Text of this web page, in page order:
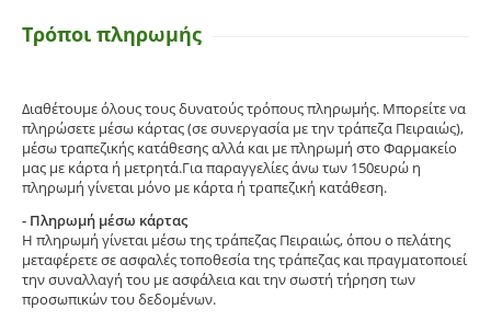
Τρόποι πληρωμής
Διαθέτουμε όλους τους δυνατούς τρόπους πληρωμής. Μπορείτε να
πληρώσετε μέσω κάρτας (σε συνεργασία με την τράπεζα Πειραιώς),
μέσω τραπεζικής κατάθεσης αλλά και με πληρωμή στο Φαρμακείο
μας με κάρτα ή μετρητά.Για παραγγελίες άνω των 150ευρώ η
πληρωμή γίνεται μόνο με κάρτα ή τραπεζική κατάθεση.
- Πληρωμή μέσω κάρτας
Η πληρωμή γίνεται μέσω της τράπεζας Πειραιώς, όπου ο πελάτης
μεταφέρετε σε ασφαλές τοποθεσία της τράπεζας και πραγματοποιεί
την συναλλαγή του με ασφάλεια και την σωστή τήρηση των
προσωπικών του δεδομένων.